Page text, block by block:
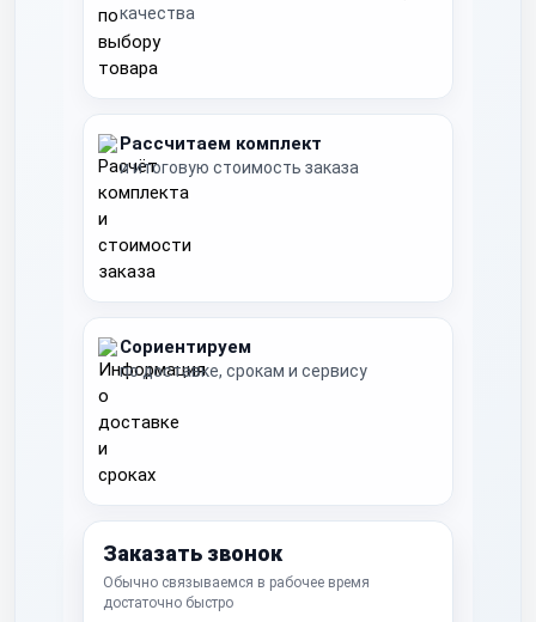
качества
Рассчитаем комплект
и итоговую стоимость заказа
Сориентируем
по доставке, срокам и сервису
Заказать звонок
Обычно связываемся в рабочее время
достаточно быстро